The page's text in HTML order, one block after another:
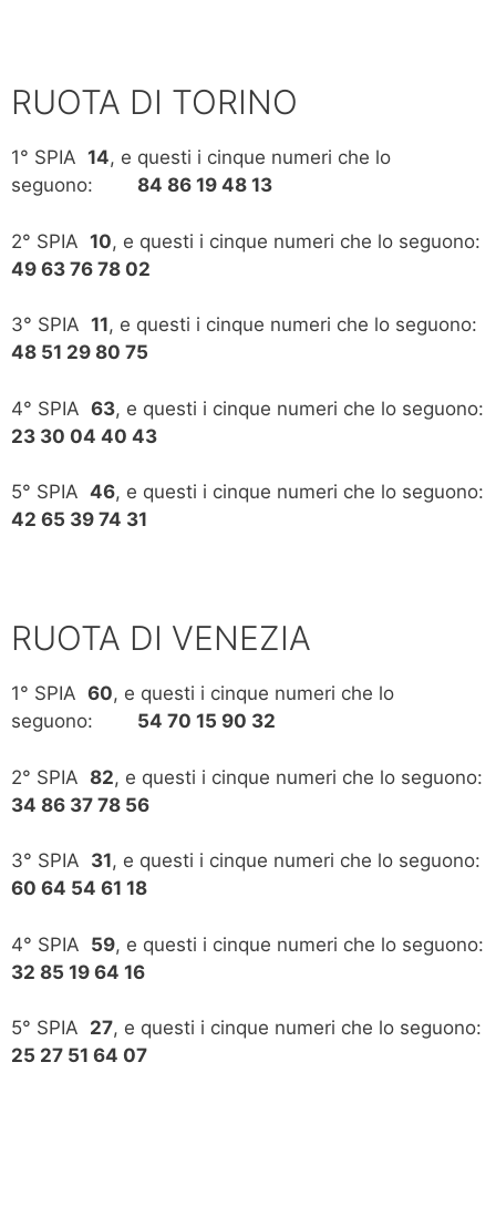
RUOTA DI TORINO
1° SPIA 14, e questi i cinque numeri che lo
seguono: 84 86 19 48 13
2° SPIA 10, e questi i cinque numeri che lo seguono:
49 63 76 78 02
3° SPIA 11, e questi i cinque numeri che lo seguono:
48 51 29 80 75
4° SPIA 63, e questi i cinque numeri che lo seguono:
23 30 04 40 43
5° SPIA 46, e questi i cinque numeri che lo seguono:
42 65 39 74 31
RUOTA DI VENEZIA
1° SPIA 60, e questi i cinque numeri che lo
seguono: 54 70 15 90 32
2° SPIA 82, e questi i cinque numeri che lo seguono:
34 86 37 78 56
3° SPIA 31, e questi i cinque numeri che lo seguono:
60 64 54 61 18
4° SPIA 59, e questi i cinque numeri che lo seguono:
32 85 19 64 16
5° SPIA 27, e questi i cinque numeri che lo seguono:
25 27 51 64 07